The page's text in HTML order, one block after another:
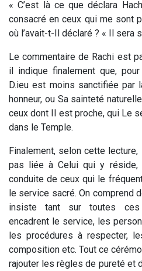
« C’est là ce que déclara
consacré en ceux qui me sont
où l’avait-t-Il déclaré ? « Il sera
Le commentaire de Rachi est
il indique finalement que,
D.ieu est moins sanctifiée par
honneur, ou Sa sainteté
ceux dont Il est proche, qui Le
dans le Temple.
Finalement, selon cette lecture,
pas liée à Celui qui y réside,
conduite de ceux qui le
le service sacré. On comprend
insiste tant sur toutes ces
encadrent le service, les
les procédures à respecter,
composition etc. Tout ce
rajouter les règles de pureté et